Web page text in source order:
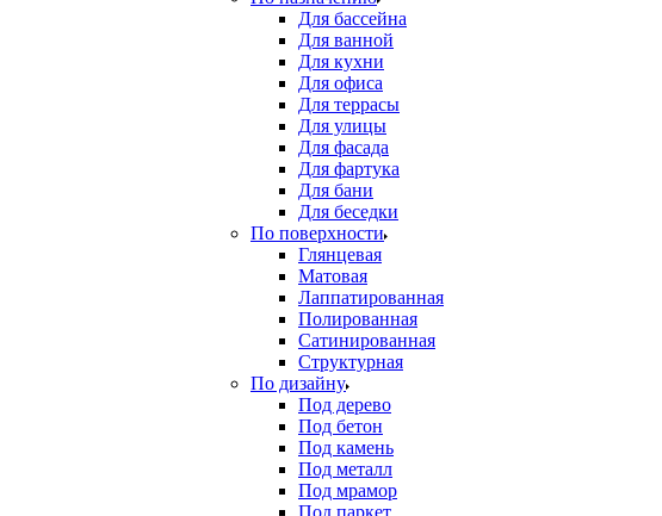
Для бассейна
Для ванной
Для кухни
Для офиса
Для террасы
Для улицы
Для фасада
Для фартука
Для бани
Для беседки
По поверхности
Глянцевая
Матовая
Лаппатированная
Полированная
Сатинированная
Структурная
По дизайну
Под дерево
Под бетон
Под камень
Под металл
Под мрамор
Под паркет